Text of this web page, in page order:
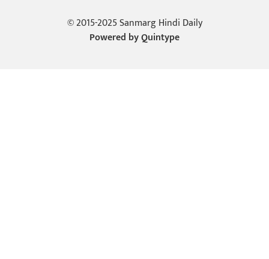
© 2015-2025 Sanmarg Hindi Daily
Powered byQuintype